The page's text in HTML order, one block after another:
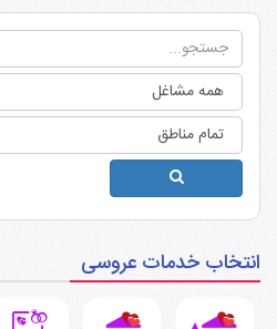
انتخاب خدمات عروسی